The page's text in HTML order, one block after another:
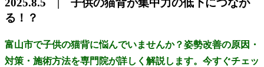
2025.8.5 | 子供の猫背が集中力の低下につなが
る！？
富山市で子供の猫背に悩んでいませんか？姿勢改善の原因・
対策・施術方法を専門院が詳しく解説します。今すぐチェッ